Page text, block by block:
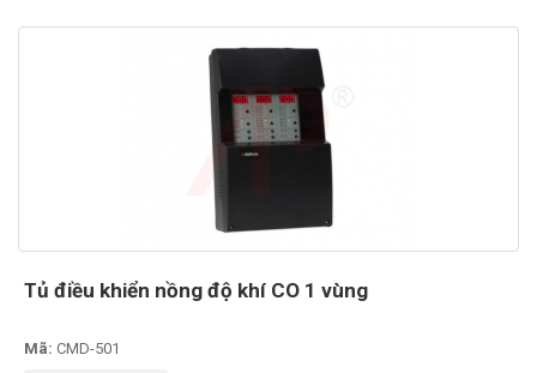
Tủ điều khiển nồng độ khí CO 1 vùng
Mã: CMD-501